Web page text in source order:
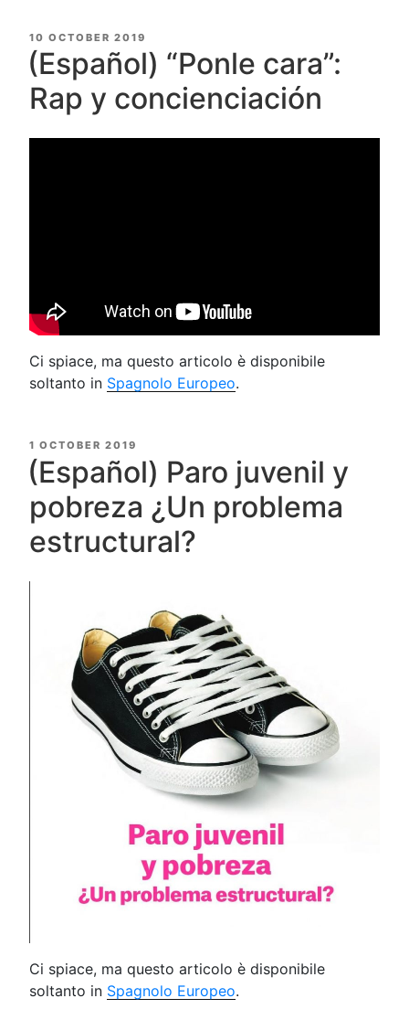
POSTED
ON
10 OCTOBER 2019
(Español) “Ponle cara”:
Rap y concienciación
Ci spiace, ma questo articolo è disponibile
soltanto in Spagnolo Europeo.
POSTED
ON
1 OCTOBER 2019
(Español) Paro juvenil y
pobreza ¿Un problema
estructural?
Ci spiace, ma questo articolo è disponibile
soltanto in Spagnolo Europeo.